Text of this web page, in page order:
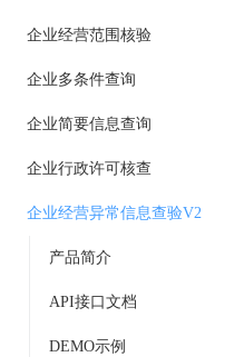
企业经营范围核验
企业多条件查询
企业简要信息查询
企业行政许可核查
企业经营异常信息查验V2
产品简介
API接口文档
DEMO示例